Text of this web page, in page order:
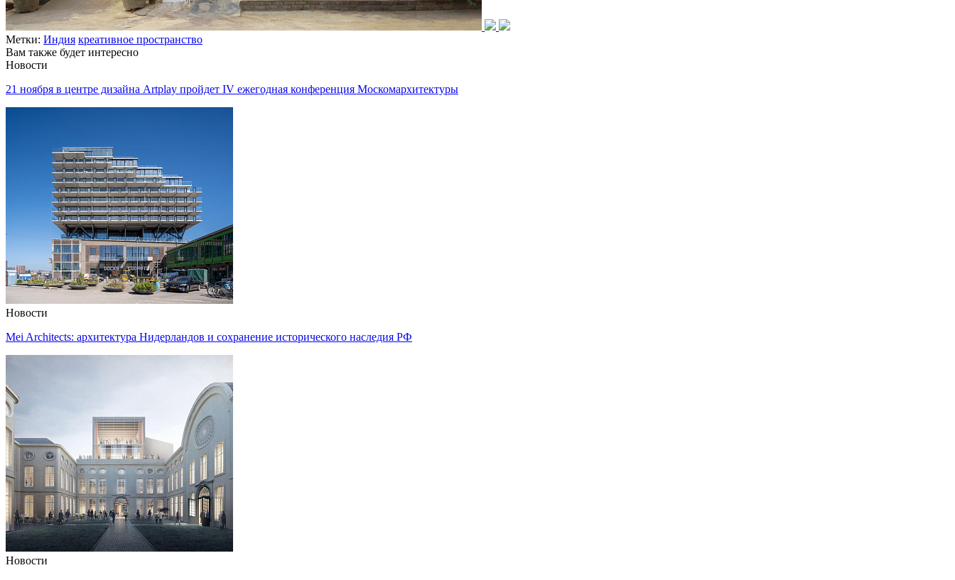
Метки: Индия креативное пространство
Вам также будет интересно
Новости
21 ноября в центре дизайна Artplay пройдет IV ежегодная конференция Москомархитектуры
Новости
Mei Architects: архитектура Нидерландов и сохранение исторического наследия РФ
Новости